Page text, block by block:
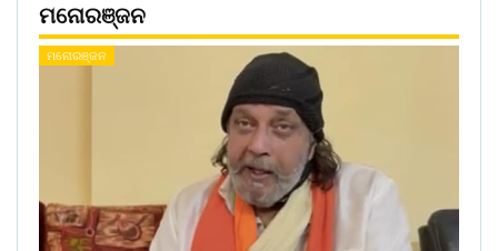
ମନୋରଞ୍ଜନ
ମନୋରଞ୍ଜନ